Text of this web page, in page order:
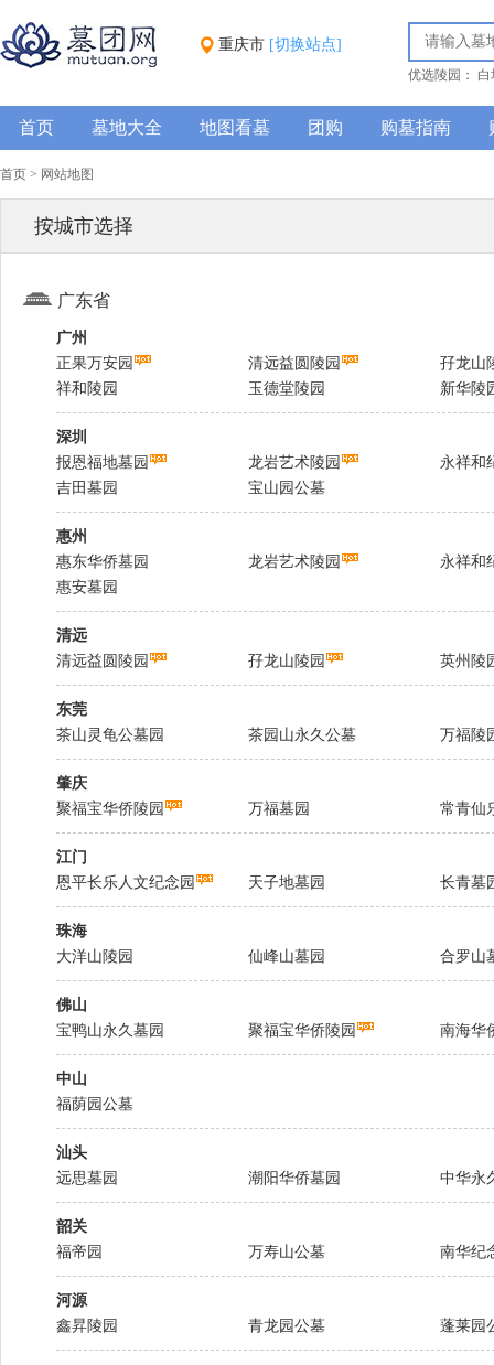
重庆市 [切换站点]
优选陵园： 白
首页 墓地大全 地图看墓 团购 购墓指南
首页 > 网站地图
按城市选择
广东省
广州
正果万安园
清远益圆陵园
孖龙山
祥和陵园
玉德堂陵园 新华陵
深圳
报恩福地墓园
龙岩艺术陵园
永祥和
吉田墓园
宝山园公墓
惠州
惠东华侨墓园
龙岩艺术陵园
永祥和
惠安墓园
清远
清远益圆陵园
孖龙山陵园 英州陵
东莞
茶山灵龟公墓园
茶园山永久公墓 万福陵
肇庆
聚福宝华侨陵园
万福墓园 常青仙
江门
恩平长乐人文纪念园
天子地墓园 长青墓
珠海
大洋山陵园
仙峰山墓园 合罗山
佛山
宝鸭山永久墓园
聚福宝华侨陵园 南海华
中山
福荫园公墓
汕头
远思墓园
潮阳华侨墓园 中华永
韶关
福帝园
万寿山公墓 南华纪
河源
鑫昇陵园
青龙园公墓 蓬莱园